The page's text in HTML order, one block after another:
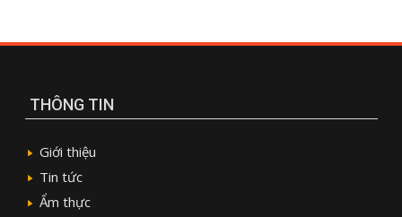
THÔNG TIN
Giới thiệu
Tin tức
Ẩm thực